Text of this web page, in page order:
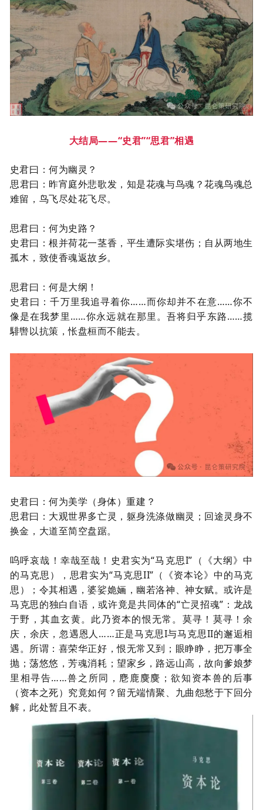
大结局——“史君”“思君”相遇
史君曰：何为幽灵？
思君曰：昨宵庭外悲歌发，知是花魂与鸟魂？花魂鸟魂总
难留，鸟飞尽处花飞尽。
思君曰：何为史路？
史君曰：根并荷花一茎香，平生遭际实堪伤；自从两地生
孤木，致使香魂返故乡。
思君曰：何是大纲！
史君曰：千万里我追寻着你……而你却并不在意……你不
像是在我梦里……你永远就在那里。吾将归乎东路……揽
騑辔以抗策，怅盘桓而不能去。
史君曰：何为美学（身体）重建？
思君曰：大观世界多亡灵 ，躯身洗涤做幽灵；回途灵身不
换金，大道至简空盘踞。
呜呼哀哉！幸哉至哉！史君实为“马克思I” （《大纲》中
的马克思），思君实为“马克思II”（《资本论》中的马克
思）；令其相遇，婆娑姽婳，幽若洛神、神女赋。或许是
马克思的独白自语，或许竟是共同体的“亡灵招魂”：龙战
于野，其血玄黄。此乃资本的恨无常。莫寻！莫寻！余
庆，余庆，忽遇恩人……正是马克思I与马克思II的邂逅相
遇。所谓：喜荣华正好，恨无常又到；眼睁睁，把万事全
抛；荡悠悠，芳魂消耗；望家乡，路远山高，故向爹娘梦
里相寻告……兽之所同，麀鹿麌麌；欲知资本兽的后事
（资本之死）究竟如何？留无端情聚、九曲怨愁于下回分
解，此处暂且不表。